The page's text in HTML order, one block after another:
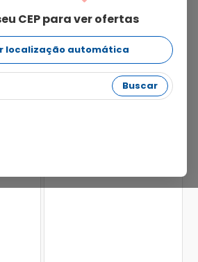
CEP para ver ofertas
localização automática
Buscar